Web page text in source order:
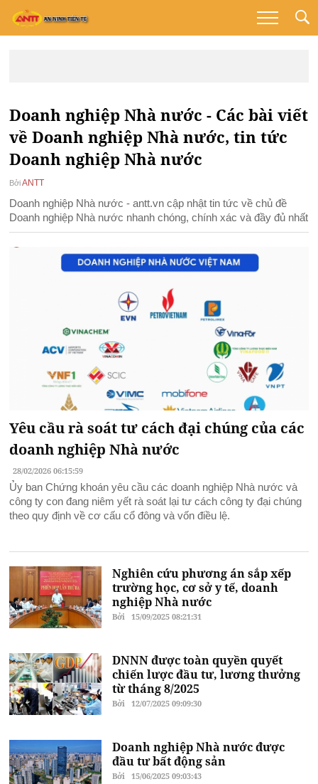
Doanh nghiệp Nhà nước - Các bài viết
về Doanh nghiệp Nhà nước, tin tức
Doanh nghiệp Nhà nước
Bởi ANTT
Doanh nghiệp Nhà nước - antt.vn cập nhật tin tức về chủ đề
Doanh nghiệp Nhà nước nhanh chóng, chính xác và đầy đủ nhất
Yêu cầu rà soát tư cách đại chúng của các
doanh nghiệp Nhà nước
28/02/2026 06:15:59
Ủy ban Chứng khoán yêu cầu các doanh nghiệp Nhà nước và
công ty con đang niêm yết rà soát lại tư cách công ty đại chúng
theo quy định về cơ cấu cổ đông và vốn điều lệ.
Nghiên cứu phương án sắp xếp
trường học, cơ sở y tế, doanh
nghiệp Nhà nước
Bởi 15/09/2025 08:21:31
DNNN được toàn quyền quyết
chiến lược đầu tư, lương thưởng
từ tháng 8/2025
Bởi 12/07/2025 09:09:30
Doanh nghiệp Nhà nước được
đầu tư bất động sản
Bởi 15/06/2025 09:03:43